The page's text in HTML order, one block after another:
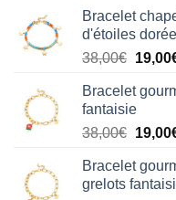
Bracelet
d'étoiles
38,00€ Le
initial
était :
19,00
Bracelet
fantaisie
38,00€ Le
initial
était :
19,00
Bracelet
grelots